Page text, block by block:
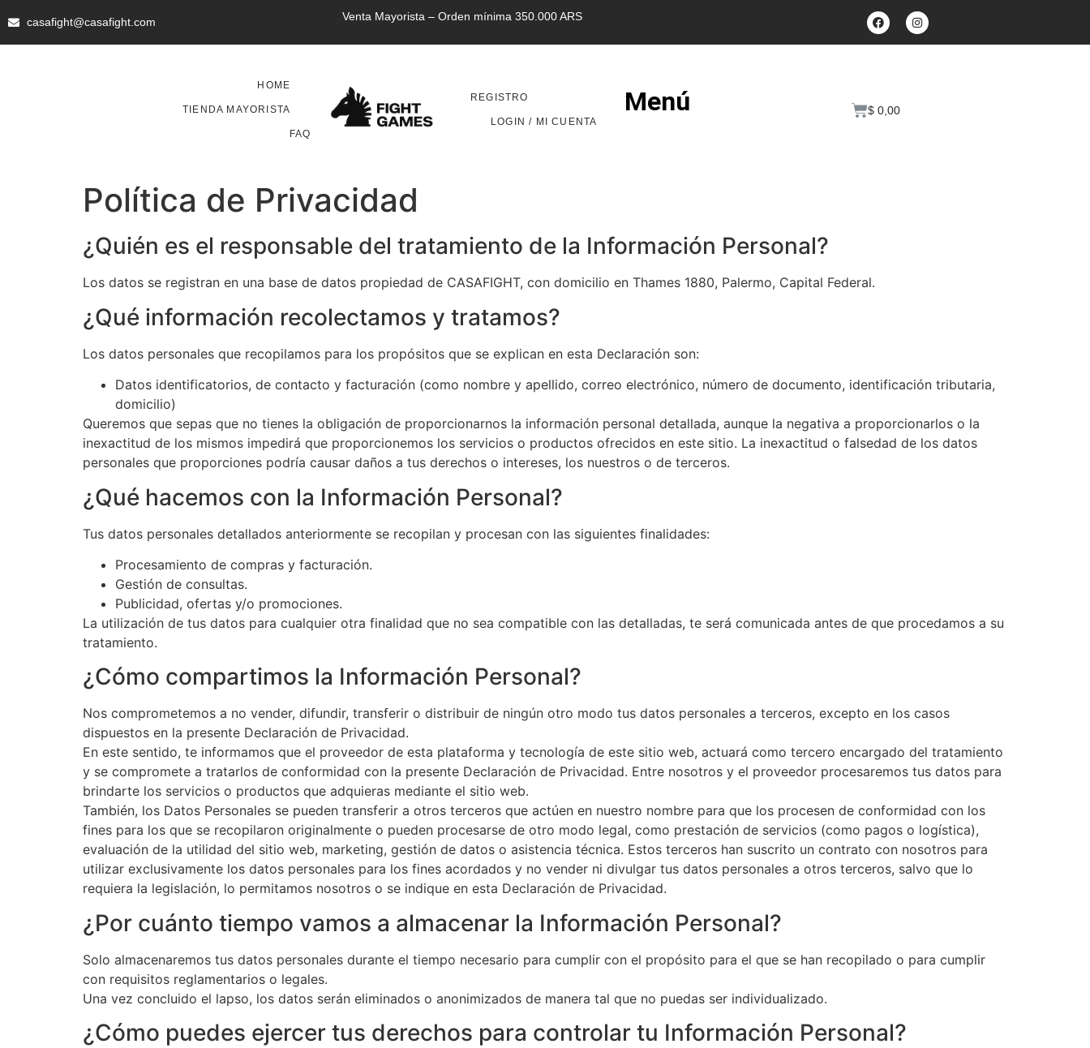
casafight@casafight.com Venta Mayorista – Orden mínima 350.000 ARS
HOME
TIENDA MAYORISTA
FAQ
REGISTRO
LOGIN / MI CUENTA
Menú $0,00
Política de Privacidad
¿Quién es el responsable del tratamiento de la Información Personal?
Los datos se registran en una base de datos propiedad de CASAFIGHT, con domicilio en Thames 1880, Palermo, Capital Federal.
¿Qué información recolectamos y tratamos?
Los datos personales que recopilamos para los propósitos que se explican en esta Declaración son:
Datos identificatorios, de contacto y facturación (como nombre y apellido, correo electrónico, número de documento, identificación tributaria,
domicilio)
Queremos que sepas que no tienes la obligación de proporcionarnos la información personal detallada, aunque la negativa a proporcionarlos o la
inexactitud de los mismos impedirá que proporcionemos los servicios o productos ofrecidos en este sitio. La inexactitud o falsedad de los datos
personales que proporciones podría causar daños a tus derechos o intereses, los nuestros o de terceros.
¿Qué hacemos con la Información Personal?
Tus datos personales detallados anteriormente se recopilan y procesan con las siguientes finalidades:
Procesamiento de compras y facturación.
Gestión de consultas.
Publicidad, ofertas y/o promociones.
La utilización de tus datos para cualquier otra finalidad que no sea compatible con las detalladas, te será comunicada antes de que procedamos a su
tratamiento.
¿Cómo compartimos la Información Personal?
Nos comprometemos a no vender, difundir, transferir o distribuir de ningún otro modo tus datos personales a terceros, excepto en los casos
dispuestos en la presente Declaración de Privacidad.
En este sentido, te informamos que el proveedor de esta plataforma y tecnología de este sitio web, actuará como tercero encargado del tratamiento
y se compromete a tratarlos de conformidad con la presente Declaración de Privacidad. Entre nosotros y el proveedor procesaremos tus datos para
brindarte los servicios o productos que adquieras mediante el sitio web.
También, los Datos Personales se pueden transferir a otros terceros que actúen en nuestro nombre para que los procesen de conformidad con los
fines para los que se recopilaron originalmente o pueden procesarse de otro modo legal, como prestación de servicios (como pagos o logística),
evaluación de la utilidad del sitio web, marketing, gestión de datos o asistencia técnica. Estos terceros han suscrito un contrato con nosotros para
utilizar exclusivamente los datos personales para los fines acordados y no vender ni divulgar tus datos personales a otros terceros, salvo que lo
requiera la legislación, lo permitamos nosotros o se indique en esta Declaración de Privacidad.
¿Por cuánto tiempo vamos a almacenar la Información Personal?
Solo almacenaremos tus datos personales durante el tiempo necesario para cumplir con el propósito para el que se han recopilado o para cumplir
con requisitos reglamentarios o legales.
Una vez concluido el lapso, los datos serán eliminados o anonimizados de manera tal que no puedas ser individualizado.
¿Cómo puedes ejercer tus derechos para controlar tu Información Personal?